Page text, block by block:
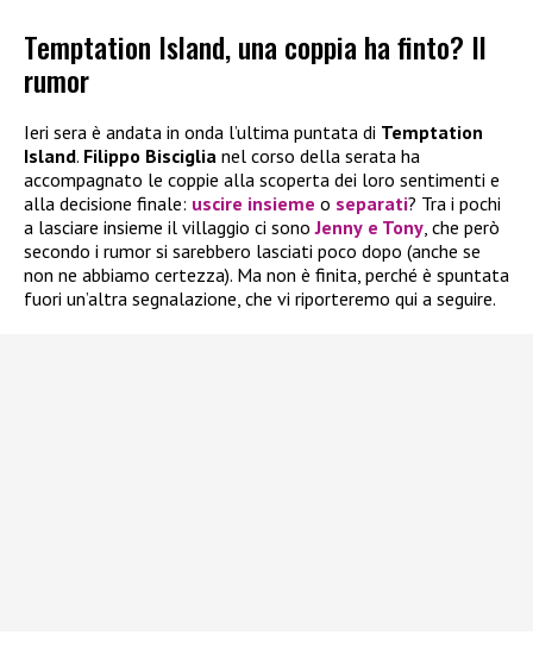
Temptation Island, una coppia ha finto? Il
rumor
Ieri sera è andata in onda l’ultima puntata di Temptation
Island. Filippo Bisciglia nel corso della serata ha
accompagnato le coppie alla scoperta dei loro sentimenti e
alla decisione finale: uscire insieme o separati? Tra i pochi
a lasciare insieme il villaggio ci sonoJenny e Tony, che però
secondo i rumor si sarebbero lasciati poco dopo (anche se
non ne abbiamo certezza). Ma non è finita, perché è spuntata
fuori un’altra segnalazione, che vi riporteremo qui a seguire.